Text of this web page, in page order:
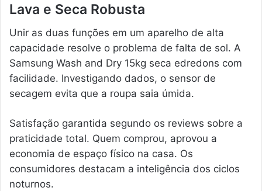
Lava e Seca Robusta
Unir as duas funções em um aparelho de alta
capacidade resolve o problema de falta de sol. A
Samsung Wash and Dry 15kg seca edredons com
facilidade. Investigando dados, o sensor de
secagem evita que a roupa saia úmida.
Satisfação garantida segundo os reviews sobre a
praticidade total. Quem comprou, aprovou a
economia de espaço físico na casa. Os
consumidores destacam a inteligência dos ciclos
noturnos.